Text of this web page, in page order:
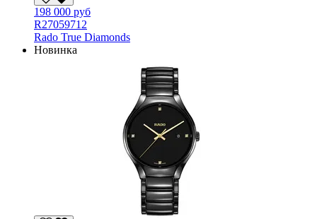
198 000 руб
R27059712
Rado True Diamonds
Новинка